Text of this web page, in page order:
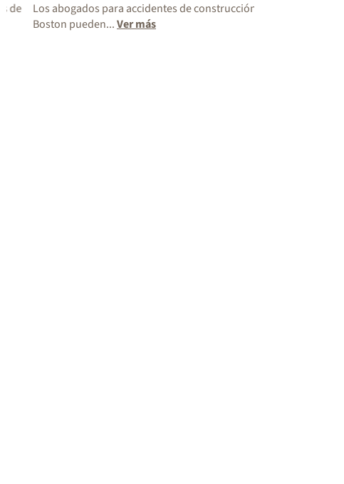
Los abogados para accidentes de construcción en
Boston pueden...Ver más